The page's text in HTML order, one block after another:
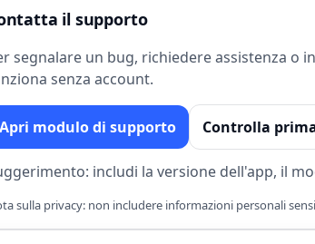
il supporto
segnalare un bug, richiedere assistenza o
senza account.
Apri modulo di supporto Controlla
includi la versione dell'app, il
sulla privacy: non includere informazioni personali